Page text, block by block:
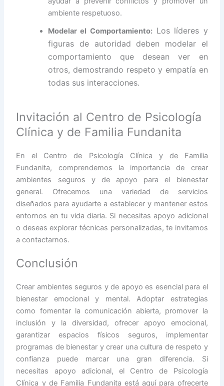
ambiente respetuoso.
Modelar el Comportamiento:Los líderes y
figuras de autoridad deben modelar el
comportamiento que desean ver en
otros, demostrando respeto y empatía en
todas sus interacciones.
Invitación al Centro de Psicología
Clínica y de Familia Fundanita
En el Centro de Psicología Clínica y de Familia
Fundanita, comprendemos la importancia de crear
ambientes seguros y de apoyo para el bienestar
general. Ofrecemos una variedad de servicios
diseñados para ayudarte a establecer y mantener estos
entornos en tu vida diaria. Si necesitas apoyo adicional
o deseas explorar técnicas personalizadas, te invitamos
a contactarnos.
Conclusión
Crear ambientes seguros y de apoyo es esencial para el
bienestar emocional y mental. Adoptar estrategias
como fomentar la comunicación abierta, promover la
inclusión y la diversidad, ofrecer apoyo emocional,
garantizar espacios físicos seguros, implementar
programas de bienestar y crear una cultura de respeto y
confianza puede marcar una gran diferencia. Si
necesitas apoyo adicional, el Centro de Psicología
Clínica y de Familia Fundanita está aquí para ofrecerte